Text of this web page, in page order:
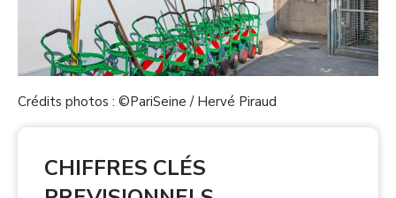
Crédits photos : ©PariSeine / Hervé Piraud
CHIFFRES CLÉS